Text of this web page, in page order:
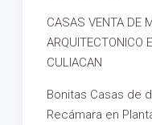
CASAS VENTA DE
ARQUITECTONICO
CULIACAN
Bonitas Casas de
Recámara en